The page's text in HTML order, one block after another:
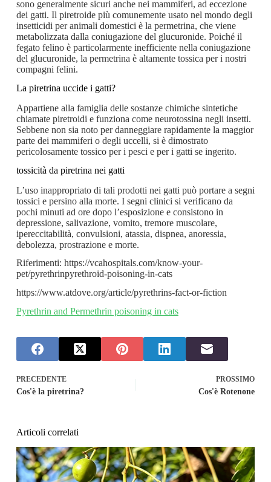
sono generalmente sicuri anche nei mammiferi, ad eccezione
dei gatti. Il piretroide più comunemente usato nel mondo degli
insetticidi per animali domestici è la permetrina, che viene
metabolizzata dalla coniugazione del glucuronide. Poiché il
fegato felino è particolarmente inefficiente nella coniugazione
del glucuronide, la permetrina è altamente tossica per i nostri
compagni felini.
La piretrina uccide i gatti?
Appartiene alla famiglia delle sostanze chimiche sintetiche
chiamate piretroidi e funziona come neurotossina negli insetti.
Sebbene non sia noto per danneggiare rapidamente la maggior
parte dei mammiferi o degli uccelli, si è dimostrato
pericolosamente tossico per i pesci e per i gatti se ingerito.
tossicità da piretrina nei gatti
L’uso inappropriato di tali prodotti nei gatti può portare a segni
tossici e persino alla morte. I segni clinici si verificano da
pochi minuti ad ore dopo l’esposizione e consistono in
depressione, salivazione, vomito, tremore muscolare,
ipereccitabilità, convulsioni, atassia, dispnea, anoressia,
debolezza, prostrazione e morte.
Riferimenti: https://vcahospitals.com/know-your-
pet/pyrethrinpyrethroid-poisoning-in-cats
https://www.atdove.org/article/pyrethrins-fact-or-fiction
Pyrethrin and Permethrin poisoning in cats
PRECEDENTE
Cos'è la piretrina?
PROSSIMO
Cos'è Rotenone
Articoli correlati